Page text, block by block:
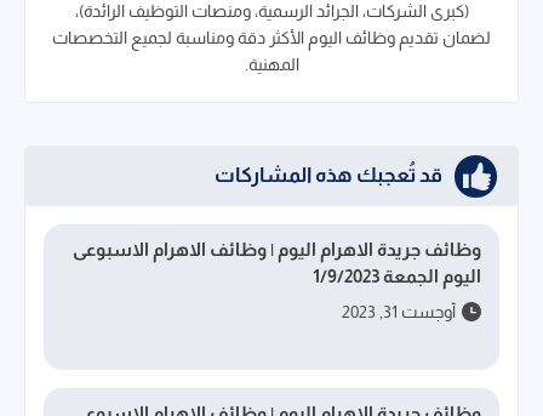
(كبرى الشركات، الجرائد الرسمية، ومنصات التوظيف الرائدة)،
لضمان تقديم وظائف اليوم الأكثر دقة ومناسبة لجميع التخصصات
المهنية.
قد تُعجبك هذه المشاركات
وظائف جريدة الاهرام اليوم | وظائف الاهرام الاسبوعى
اليوم الجمعة 1/9/2023
أوجست 31, 2023